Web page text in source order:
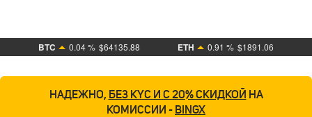
BTC 0.04 % $64135.88 ETH 0.91 % $1891.06
НАДЕЖНО, БЕЗ KYC И С 20% СКИДКОЙ НА
КОМИССИИ - BINGX